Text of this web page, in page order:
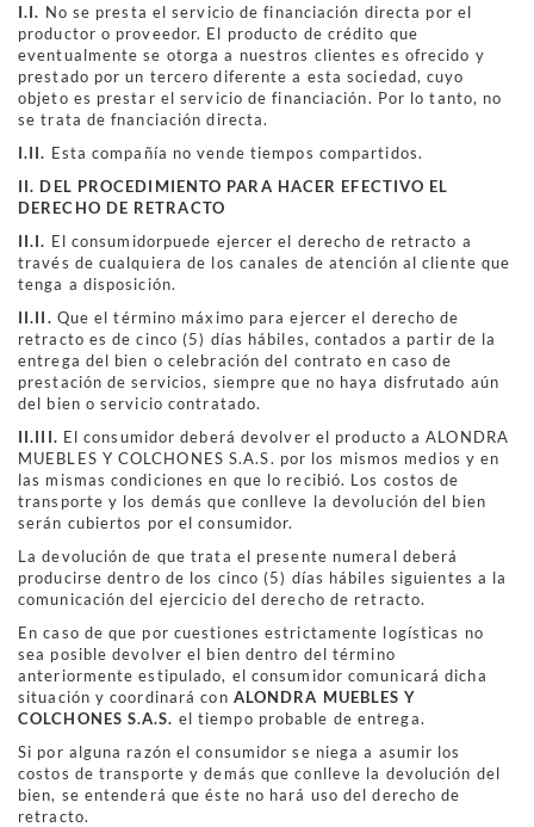
I.I. No se presta el servicio de financiación directa por el
productor o proveedor. El producto de crédito que
eventualmente se otorga a nuestros clientes es ofrecido y
prestado por un tercero diferente a esta sociedad, cuyo
objeto es prestar el servicio de financiación. Por lo tanto, no
se trata de fnanciación directa.
I.II. Esta compañía no vende tiempos compartidos.
II. DEL PROCEDIMIENTO PARA HACER EFECTIVO EL
DERECHO DE RETRACTO
II.I. El consumidorpuede ejercer el derecho de retracto a
través de cualquiera de los canales de atención al cliente que
tenga a disposición.
II.II. Que el término máximo para ejercer el derecho de
retracto es de cinco (5) días hábiles, contados a partir de la
entrega del bien o celebración del contrato en caso de
prestación de servicios, siempre que no haya disfrutado aún
del bien o servicio contratado.
II.III. El consumidor deberá devolver el producto a ALONDRA
MUEBLES Y COLCHONES S.A.S. por los mismos medios y en
las mismas condiciones en que lo recibió. Los costos de
transporte y los demás que conlleve la devolución del bien
serán cubiertos por el consumidor.
La devolución de que trata el presente numeral deberá
producirse dentro de los cinco (5) días hábiles siguientes a la
comunicación del ejercicio del derecho de retracto.
En caso de que por cuestiones estrictamente logísticas no
sea posible devolver el bien dentro del término
anteriormente estipulado, el consumidor comunicará dicha
situación y coordinará con ALONDRA MUEBLES Y
COLCHONES S.A.S. el tiempo probable de entrega.
Si por alguna razón el consumidor se niega a asumir los
costos de transporte y demás que conlleve la devolución del
bien, se entenderá que éste no hará uso del derecho de
retracto.